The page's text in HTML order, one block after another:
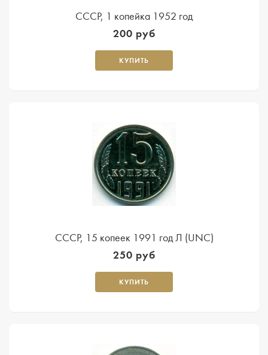
СССР, 1 копейка 1952 год
200 руб
КУПИТЬ
CССР, 15 копеек 1991 год Л (UNC)
250 руб
КУПИТЬ